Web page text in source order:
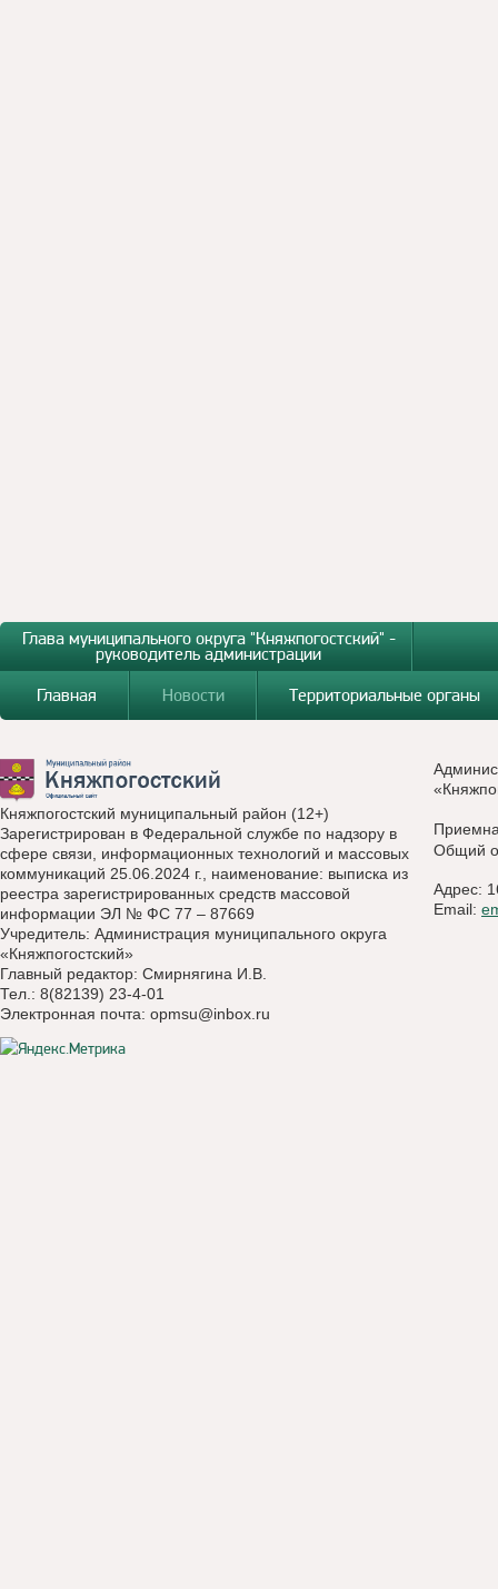
Глава муниципального округа "Княжпогостский" -
руководитель администрации
Главная
Новости Территориальные органы
Княжпогостский муниципальный район (12+)
Зарегистрирован в Федеральной службе по надзору в
сфере связи, информационных технологий и массовых
коммуникаций 25.06.2024 г., наименование: выписка из
реестра зарегистрированных средств массовой
информации ЭЛ № ФС 77 – 87669
Учредитель: Администрация муниципального округа
«Княжпогостский»
Главный редактор: Смирнягина И.В.
Тел.: 8(82139) 23-4-01
Электронная почта: opmsu@inbox.ru
Общий
Адрес:
Email: